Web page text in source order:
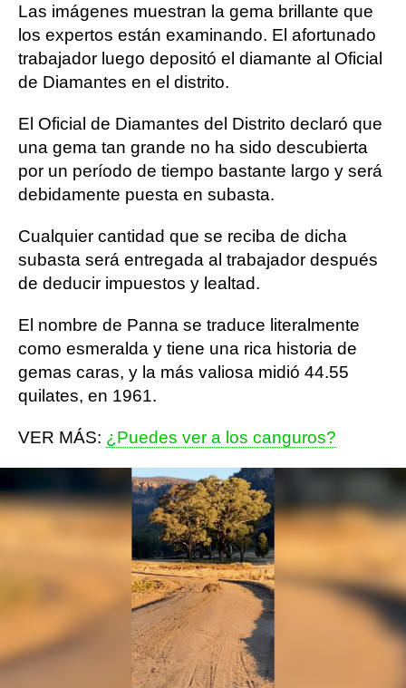
Las imágenes muestran la gema brillante que
los expertos están examinando. El afortunado
trabajador luego depositó el diamante al Oficial
de Diamantes en el distrito.
El Oficial de Diamantes del Distrito declaró que
una gema tan grande no ha sido descubierta
por un período de tiempo bastante largo y será
debidamente puesta en subasta.
Cualquier cantidad que se reciba de dicha
subasta será entregada al trabajador después
de deducir impuestos y lealtad.
El nombre de Panna se traduce literalmente
como esmeralda y tiene una rica historia de
gemas caras, y la más valiosa midió 44.55
quilates, en 1961.
VER MÁS: ¿Puedes ver a los canguros?